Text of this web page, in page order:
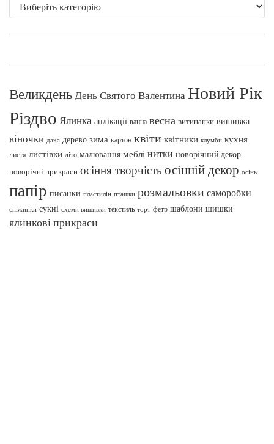
ВеликденьДень Святого ВалентинаНовий Рік
Різдво Ялинка аплікації ванна весна витинанки вишивка
віночки дача дерево зима картон квіти квітники клумби кухня
листя листівки літо малювання меблі нитки новорічний декор
новорічні прикраси осіння творчість осінній декор осінь
папір писанки пластилін пташки розмальовки саморобки
сніжинки сукні схеми вишивки текстиль торт фетр шаблони шишки
ялинкові прикраси